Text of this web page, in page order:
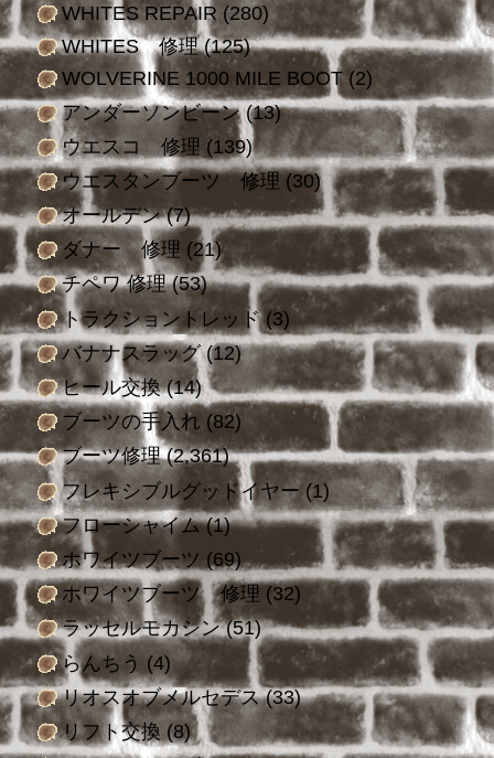
WHITES REPAIR (280)
WHITES 修理(125)
WOLVERINE 1000 MILE BOOT(2)
アンダーソンビーン(13)
ウエスコ 修理 (139)
ウエスタンブーツ 修理(30)
オールデン(7)
ダナー 修理 (21)
チペワ 修理(53)
トラクショントレッド(3)
バナナスラッグ(12)
ヒール交換(14)
ブーツの手入れ(82)
ブーツ修理(2,361)
フレキシブルグッドイヤー(1)
フローシャイム(1)
ホワイツブーツ (69)
ホワイツブーツ 修理 (32)
ラッセルモカシン(51)
らんちう (4)
リオスオブメルセデス(33)
リフト交換 (8)